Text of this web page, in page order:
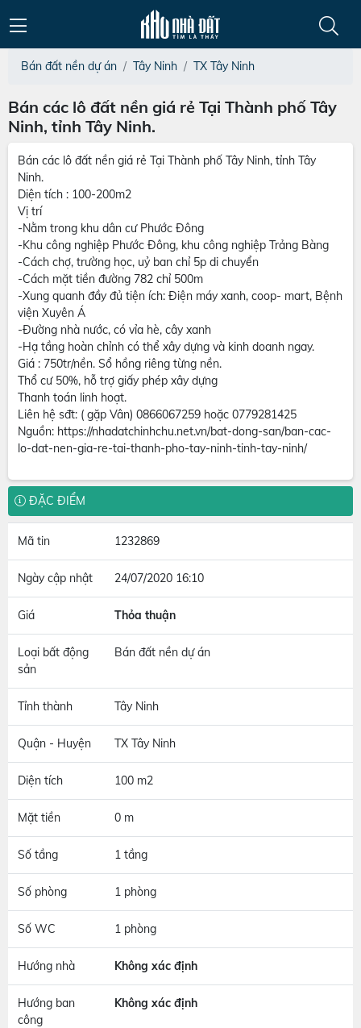
Bán đất nền dự án Tây Ninh TX Tây Ninh
Bán các lô đất nền giá rẻ Tại Thành phố Tây
Ninh, tỉnh Tây Ninh.
Bán các lô đất nền giá rẻ Tại Thành phố Tây Ninh, tỉnh Tây
Ninh.
Diện tích : 100-200m2
Vị trí
-Nằm trong khu dân cư Phước Đông
-Khu công nghiệp Phước Đông, khu công nghiệp Trảng Bàng
-Cách chợ, trường học, uỷ ban chỉ 5p di chuyển
-Cách mặt tiền đường 782 chỉ 500m
-Xung quanh đầy đủ tiện ích: Điện máy xanh, coop- mart, Bệnh
viện Xuyên Á
-Đường nhà nước, có vỉa hè, cây xanh
-Hạ tầng hoàn chỉnh có thể xây dựng và kinh doanh ngay.
Giá : 750tr/nền. Sổ hồng riêng từng nền.
Thổ cư 50%, hỗ trợ giấy phép xây dựng
Thanh toán linh hoạt.
Liên hệ sđt: ( gặp Vân) 0866067259 hoặc 0779281425
Nguồn: https://nhadatchinhchu.net.vn/bat-dong-san/ban-cac-
lo-dat-nen-gia-re-tai-thanh-pho-tay-ninh-tinh-tay-ninh/
ĐẶC ĐIỂM
Mã tin 1232869
Ngày cập nhật 24/07/2020 16:10
Giá Thỏa thuận
Loại bất động
sản
Bán đất nền dự án
Tỉnh thành Tây Ninh
Quận - Huyện TX Tây Ninh
Diện tích 100 m2
Mặt tiền 0 m
Số tầng 1 tầng
Số phòng 1 phòng
Số WC 1 phòng
Hướng nhà Không xác định
Hướng ban
công
Không xác định